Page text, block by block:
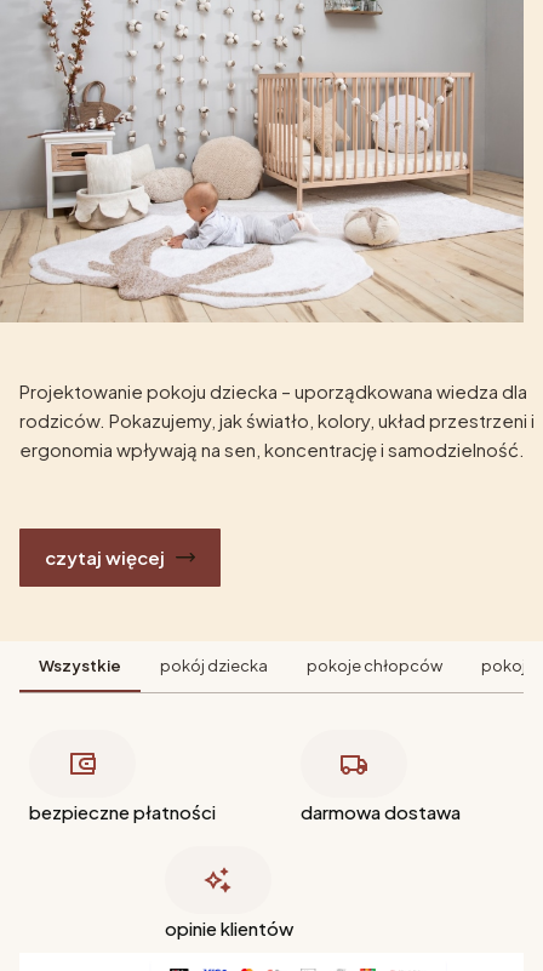
Projektowanie pokoju dziecka – uporządkowana wiedza dla
rodziców. Pokazujemy, jak światło, kolory, układ przestrzeni i
ergonomia wpływają na sen, koncentrację i samodzielność.
czytaj więcej
Wszystkie pokój dziecka pokoje chłopców pokoje
bezpieczne płatności darmowa dostawa
opinie klientów